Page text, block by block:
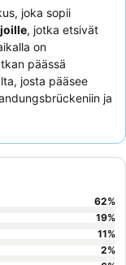
joka sopii
, jotka etsivät
on
päässä
josta pääsee
ja
monipuolinen ja
kokemuksen,
62%
19%
11%
2%